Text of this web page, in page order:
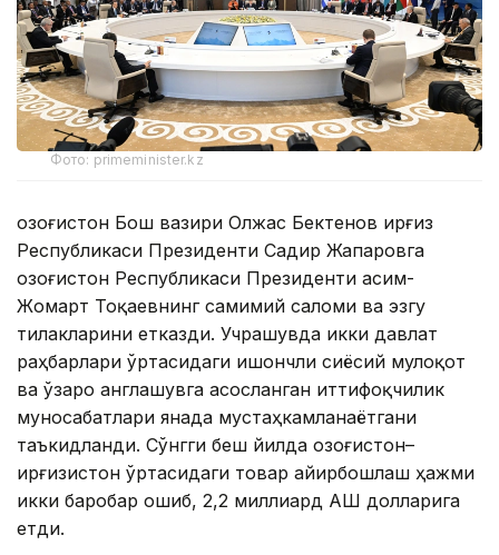
Фото: primeminister.kz
Қозоғистон Бош вазири Олжас Бектенов Қирғиз
Республикаси Президенти Садир Жапаровга
Қозоғистон Республикаси Президенти Қасим-
Жомарт Тоқаевнинг самимий саломи ва эзгу
тилакларини етказди. Учрашувда икки давлат
раҳбарлари ўртасидаги ишончли сиёсий мулоқот
ва ўзаро англашувга асосланган иттифоқчилик
муносабатлари янада мустаҳкамланаётгани
таъкидланди. Сўнгги беш йилда Қозоғистон–
Қирғизистон ўртасидаги товар айирбошлаш ҳажми
икки баробар ошиб, 2,2 миллиард АҚШ долларига
етди.